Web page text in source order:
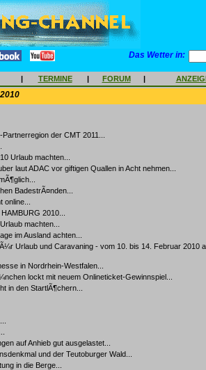
Das Wetter in:
| TERMINE | FORUM |
der CMT 2011...
Urlaub machten...
laut ADAC vor giftigen Quallen in Acht nehmen...
BadestrÃ¤nden...
2010...
machten...
im Ausland achten...
Urlaub und Caravaning - vom 10. bis 14. Februar 2010
in Nordrhein-Westfalen...
lockt mit neuem Onlineticket-Gewinnspiel...
in den StartlÃ¶chern...
auf Anhieb gut ausgelastet...
und der Teutoburger Wald...
in die Berge...